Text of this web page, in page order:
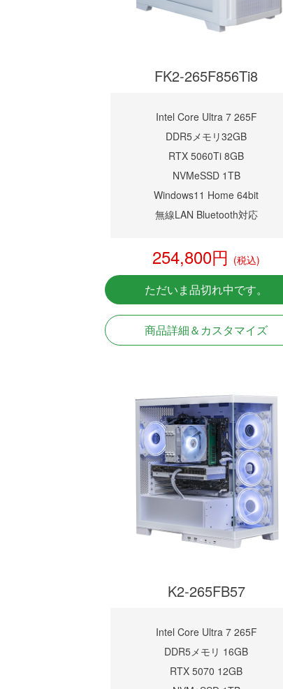
FK2-265F856Ti8
Intel Core Ultra 7 265F
DDR5メモリ32GB
RTX 5060Ti 8GB
NVMeSSD 1TB
Windows11 Home 64bit
無線LAN Bluetooth対応
254,800円 (税込)
ただいま品切れ中です。
商品詳細＆カスタマイズ
K2-265FB57
Intel Core Ultra 7 265F
DDR5メモリ 16GB
RTX 5070 12GB